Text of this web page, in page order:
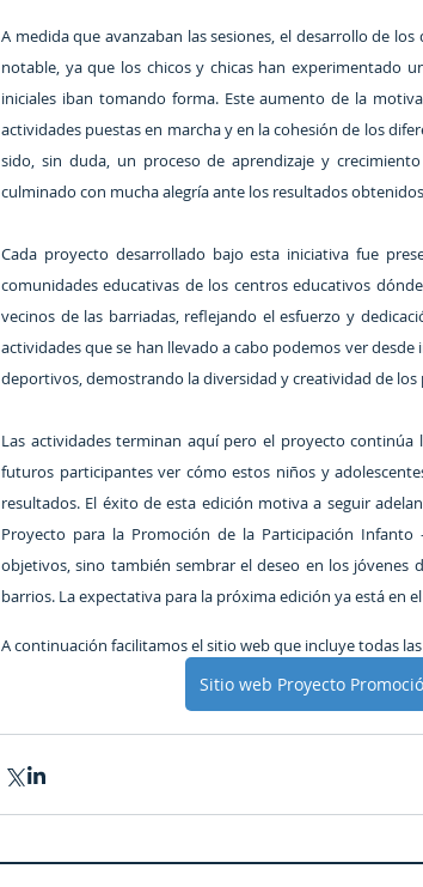
A medida que avanzaban las sesiones, el desarrollo de
notable, ya que los chicos y chicas han experimentado
iniciales iban tomando forma. Este aumento de la
actividades puestas en marcha y en la cohesión de los
sido, sin duda, un proceso de aprendizaje y
culminado con mucha alegría ante los resultados
Cada proyecto desarrollado bajo esta iniciativa fue
comunidades educativas de los centros educativos
vecinos de las barriadas, reflejando el esfuerzo y
actividades que se han llevado a cabo podemos ver
deportivos, demostrando la diversidad y creatividad de los
Las actividades terminan aquí pero el proyecto
futuros participantes ver cómo estos niños y
resultados. El éxito de esta edición motiva a seguir
Proyecto para la Promoción de la Participación
objetivos, sino también sembrar el deseo en los
barrios. La expectativa para la próxima edición ya está en
A continuación facilitamos el sitio web que incluye todas
Sitio web Proyecto